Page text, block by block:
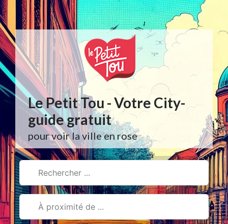
Aller
au
contenu
Le Petit Tou - Votre City-
guide gratuit
pour voir la ville en rose